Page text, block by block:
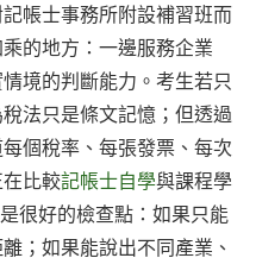
帳士事務所附設補習班而
的地方：一邊服務企業
境的判斷能力。考生若只
法只是條文記憶；但透過
個稅率、每張發票、每次
比較記帳士自學與課程學
很好的檢查點：如果只能
；如果能說出不同產業、